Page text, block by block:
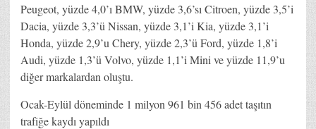
Peugeot, yüzde 4,0’ı BMW, yüzde 3,6’sı Citroen, yüzde 3,5’i
Dacia, yüzde 3,3’ü Nissan, yüzde 3,1’i Kia, yüzde 3,1’i
Honda, yüzde 2,9’u Chery, yüzde 2,3’ü Ford, yüzde 1,8’i
Audi, yüzde 1,3’ü Volvo, yüzde 1,1’i Mini ve yüzde 11,9’u
diğer markalardan oluştu.
Ocak-Eylül döneminde 1 milyon 961 bin 456 adet taşıtın
trafiğe kaydı yapıldı